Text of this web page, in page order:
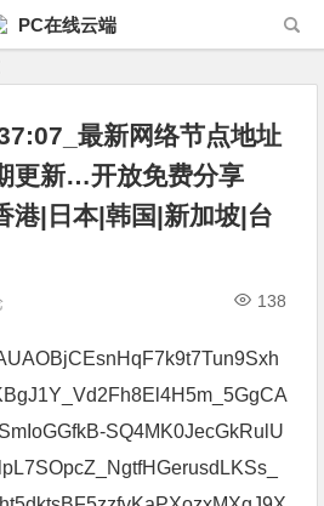
PC在线云端
最新网络节点地址
更新…开放免费分享
港|日本|韩国|新加坡|台
138
SQ4MK0JecGkRulU